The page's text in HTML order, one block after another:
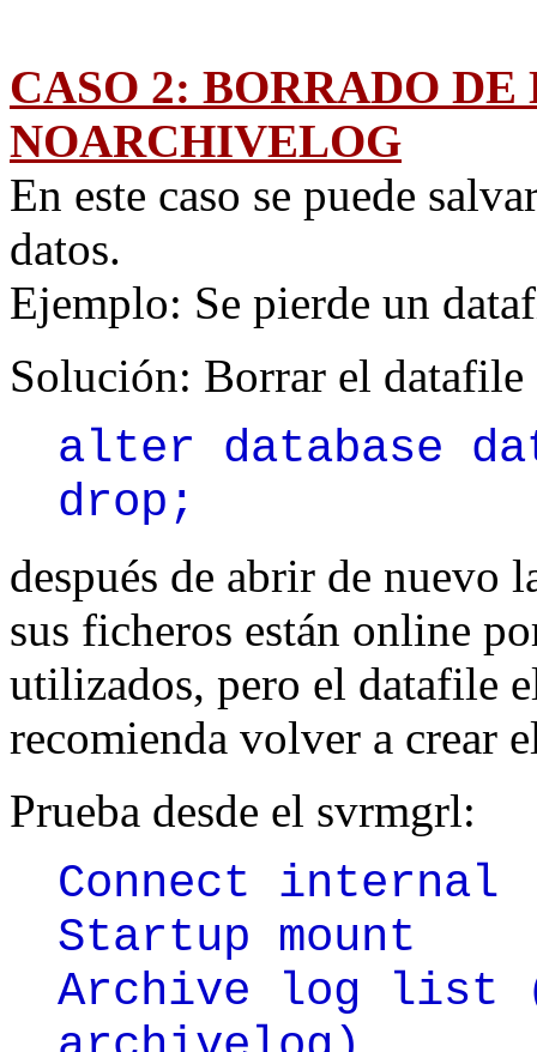
CASO 2: BORRADO
NOARCHIVELOG
En este caso se puede
datos.
Ejemplo: Se pierde un
Solución: Borrar el datafile
alter database
drop;
después de abrir de nuevo
sus ficheros están online
utilizados, pero el datafile
recomienda volver a crear
Prueba desde el svrmgrl:
Connect internal
Startup mount
Archive log list